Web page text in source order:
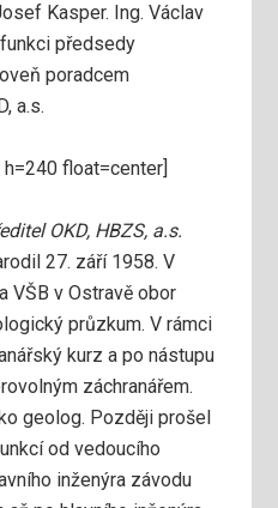
Kasper. Ing. Václav
předsedy
poradcem
a.s.
float=center]
OKD, HBZS, a.s.
27. září 1958. V
VŠB v Ostravě obor
průzkum. V rámci
kurz a po nástupu
záchranářem.
geolog. Později prošel
od vedoucího
inženýra závodu